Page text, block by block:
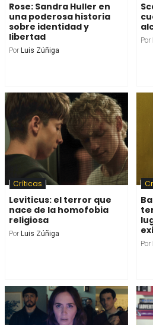
Rose: Sandra Huller en
una poderosa historia
sobre identidad y
libertad
Por Luis Zúñiga
Por
Críticas
Leviticus: el terror que
nace de la homofobia
religiosa
Por Luis Zúñiga
Por